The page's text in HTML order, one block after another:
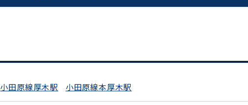
平日 9:00〜18:00
小田原線厚木駅 小田原線本厚木駅